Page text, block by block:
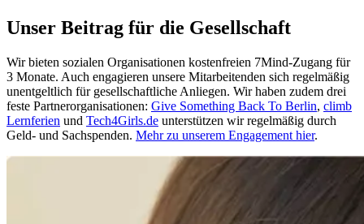
Unser Beitrag für die Gesellschaft
Wir bieten sozialen Organisationen kostenfreien 7Mind-Zugang für
3 Monate. Auch engagieren unsere Mitarbeitenden sich regelmäßig
unentgeltlich für gesellschaftliche Anliegen. Wir haben zudem drei
feste Partnerorganisationen: Give Something Back To Berlin, climb
Lernferien und Tech4Girls.de unterstützen wir regelmäßig durch
Geld- und Sachspenden. Mehr zu unserem Engagement hier.